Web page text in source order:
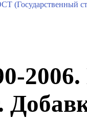
(Государственный
2006.